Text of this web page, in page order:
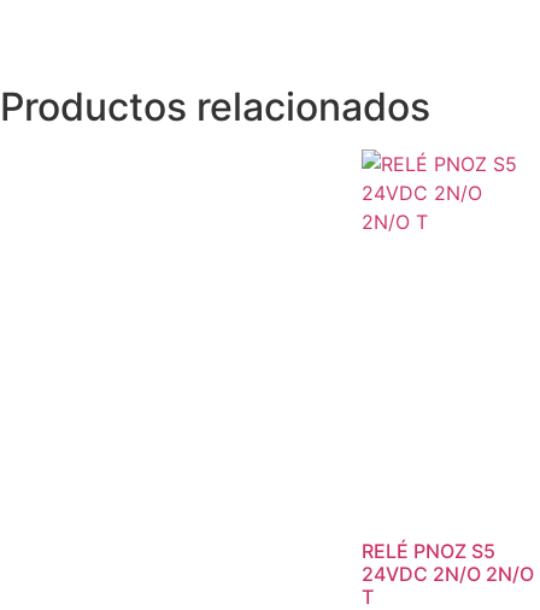
Productos relacionados
RELÉ PNOZ S5
24VDC 2N/O 2N/O
T